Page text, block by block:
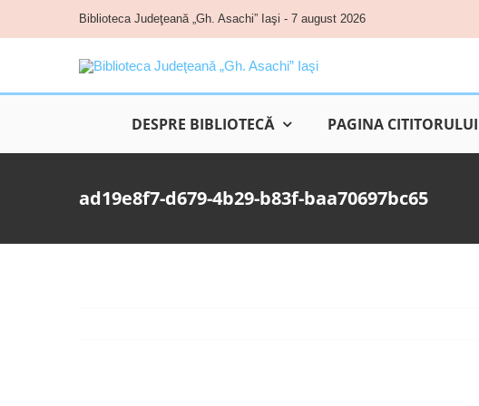
content
Biblioteca Judeţeană „Gh. Asachi” Iaşi - 7 august 2026
DESPRE BIBLIOTECĂ PAGINA CITITORULUI
ad19e8f7-d679-4b29-b83f-baa70697bc65